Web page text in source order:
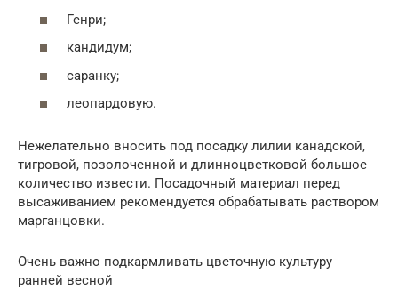
Генри;
кандидум;
саранку;
леопардовую.
Нежелательно вносить под посадку лилии канадской,
тигровой, позолоченной и длинноцветковой большое
количество извести. Посадочный материал перед
высаживанием рекомендуется обрабатывать раствором
марганцовки.
Очень важно подкармливать цветочную культуру
ранней весной